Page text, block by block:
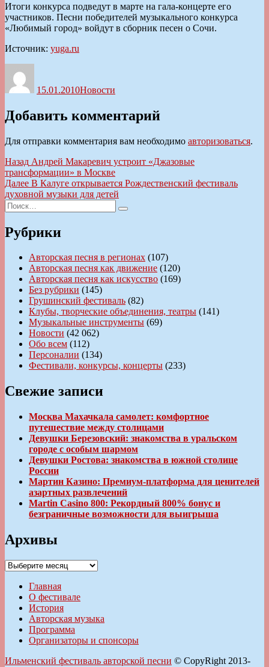
Итоги конкурса подведут в марте на гала-концерте его
участников. Песни победителей музыкального конкурса
«Любимый город» войдут в сборник песен о Сочи.
Источник: yuga.ru
15.01.2010Новости
Добавить комментарий
Для отправки комментария вам необходимо авторизоваться.
Навигация
по
записям
Назад Предыдущая
запись:
Андрей Макаревич устроит «Джазовые
трансформации» в Москве
Далее Следующая
запись:
В Калуге открывается Рождественский фестиваль
духовной музыки для детей
Искать:
Поиск
Рубрики
Авторская песня в регионах (107)
Авторская песня как движение (120)
Авторская песня как искусство (169)
Без рубрики (145)
Грушинский фестиваль (82)
Клубы, творческие объединения, театры (141)
Музыкальные инструменты (69)
Новости (42 062)
Обо всем (112)
Персоналии (134)
Фестивали, конкурсы, концерты (233)
Свежие записи
Москва Махачкала самолет: комфортное
путешествие между столицами
Девушки Березовский: знакомства в уральском
городе с особым шармом
Девушки Ростова: знакомства в южной столице
России
Мартин Казино: Премиум-платформа для ценителей
азартных развлечений
Martin Casino 800: Рекордный 800% бонус и
безграничные возможности для выигрыша
Архивы
Архивы
Главная
О фестивале
История
Авторская музыка
Программа
Организаторы и спонсоры
Ильменский фестиваль авторской песни © CopyRight 2013-